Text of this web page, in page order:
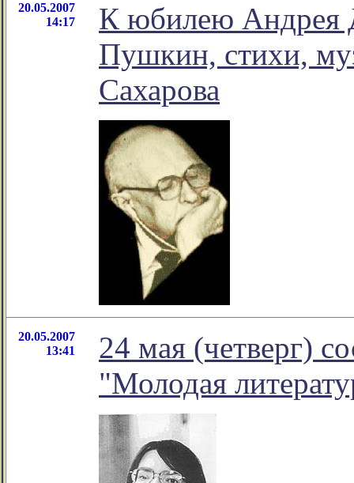
20.05.2007
14:17
К юбилею Андрея
Пушкин, стихи,
Сахарова
20.05.2007
13:41
24 мая (четверг)
"Молодая